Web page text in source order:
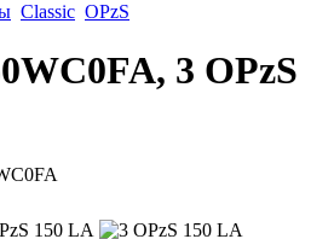
Classic OPzS
3 OPzS